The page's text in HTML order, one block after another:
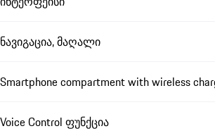
ნავიგაცია, მაღალი
Smartphone compartment with wireless
Voice Control ფუნქცია